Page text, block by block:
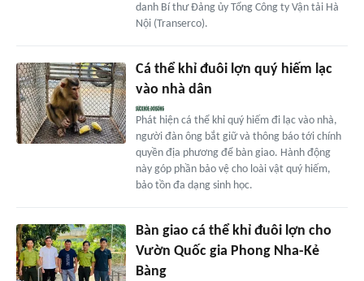
danh Bí thư Đảng ủy Tổng Công ty Vận tải Hà
Nội (Transerco).
Cá thể khỉ đuôi lợn quý hiếm lạc
vào nhà dân
Phát hiện cá thể khỉ quý hiếm đi lạc vào nhà,
người đàn ông bắt giữ và thông báo tới chính
quyền địa phương để bàn giao. Hành động
này góp phần bảo vệ cho loài vật quý hiếm,
bảo tồn đa dạng sinh học.
Bàn giao cá thể khỉ đuôi lợn cho
Vườn Quốc gia Phong Nha-Kẻ
Bàng